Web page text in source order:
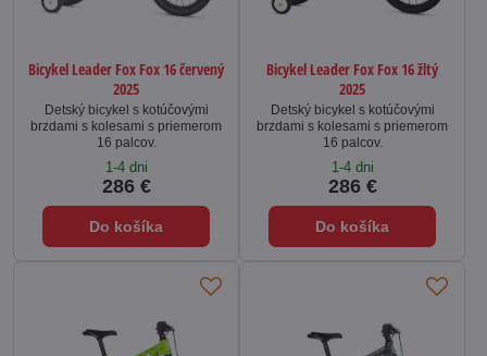
Bicykel Leader Fox Fox 16 červený
2025
Detský bicykel s kotúčovými
brzdami s kolesami s priemerom
16 palcov.
1-4 dni
286 €
Do košíka
Bicykel Leader Fox Fox 16 žltý
2025
Detský bicykel s kotúčovými
brzdami s kolesami s priemerom
16 palcov.
1-4 dni
286 €
Do košíka